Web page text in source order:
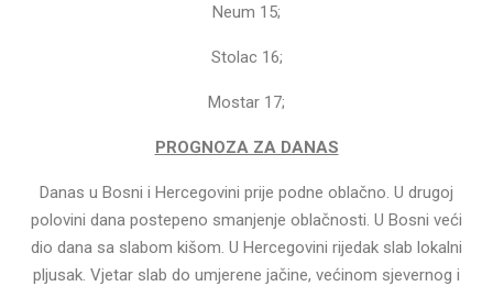
Neum 15;
Stolac 16;
Mostar 17;
PROGNOZA ZA DANAS
Danas u Bosni i Hercegovini prije podne oblačno. U drugoj
polovini dana postepeno smanjenje oblačnosti. U Bosni veći
dio dana sa slabom kišom. U Hercegovini rijedak slab lokalni
pljusak. Vjetar slab do umjerene jačine, većinom sjevernog i